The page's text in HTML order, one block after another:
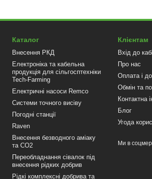
Каталог
Внесення РКД
Електроніка та кабельна
продукція для сільгосптехніки
Tech-Farming
Електричні насоси Remco
Системи точного висіву
Погодні станції
Raven
Внесення безводного аміаку
та CO2
Переобладнання сівалок під
внесення рідких добрив
Рідкі комплексні добрива та
Клієнтам
Вхід до
Про нас
Оплата і
Обмін та
Контактна
Блог
Угода
Ми в